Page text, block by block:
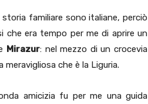
familiare sono italiane, perciò
era tempo per me di aprire un
Mirazur: nel mezzo di un crocevia
che è la Liguria.
amicizia fu per me una guida